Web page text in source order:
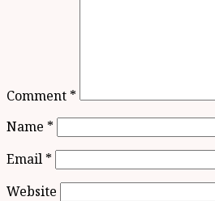
Comment *
Name *
Email *
Website